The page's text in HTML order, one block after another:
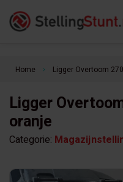
Home keyboard_arrow_right Ligger Overtoom
Ligger
oranje
Categorie: